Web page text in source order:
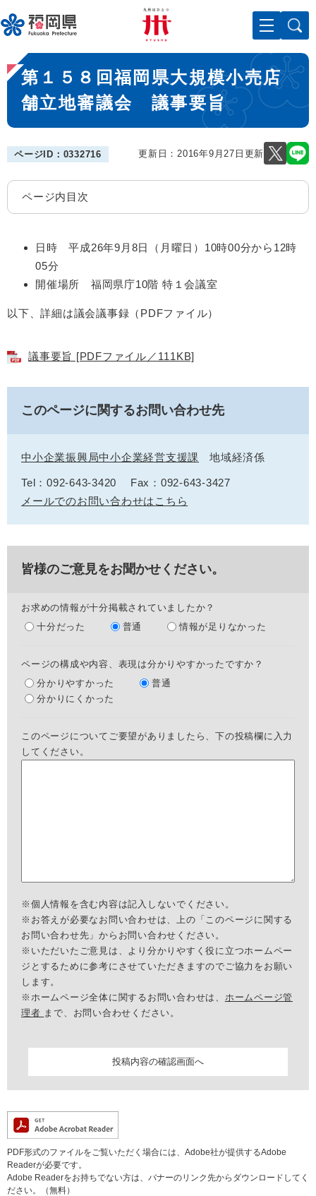
ー
ジ
先
頭
。
メニューを飛ばして本文へ
本
文
第１５８回福岡県大規模小売店
舗立地審議会 議事要旨
ページID：0332716 更新日：2016年9月27日更新
ページ内目次
日時 平成26年9月8日（月曜日）10時00分から12時
05分
開催場所 福岡県庁10階 特１会議室
以下、詳細は議会議事録（PDFファイル）
議事要旨 [PDFファイル／111KB]
このページに関するお問い合わせ先
中小企業振興局中小企業経営支援課 地域経済係
Tel：092-643-3420
Fax：092-643-3427
メールでのお問い合わせはこちら
皆様のご意見をお聞かせください。
お求めの情報が十分掲載されていましたか？
十分だった
普通 情報が足りなかった
ページの構成や内容、表現は分かりやすかったですか？
分かりやすかった
普通
分かりにくかった
このページについてご要望がありましたら、下の投稿欄に入力
してください。
※個人情報を含む内容は記入しないでください。
※お答えが必要なお問い合わせは、上の「このページに関する
お問い合わせ先」からお問い合わせください。
※いただいたご意見は、より分かりやすく役に立つホームペー
ジとするために参考にさせていただきますのでご協力をお願い
します。
※ホームページ全体に関するお問い合わせは、 ホームページ管
理者 まで、お問い合わせください。
PDF形式のファイルをご覧いただく場合には、Adobe社が提供するAdobe
Readerが必要です。
Adobe Readerをお持ちでない方は、バナーのリンク先からダウンロードしてく
ださい。（無料）